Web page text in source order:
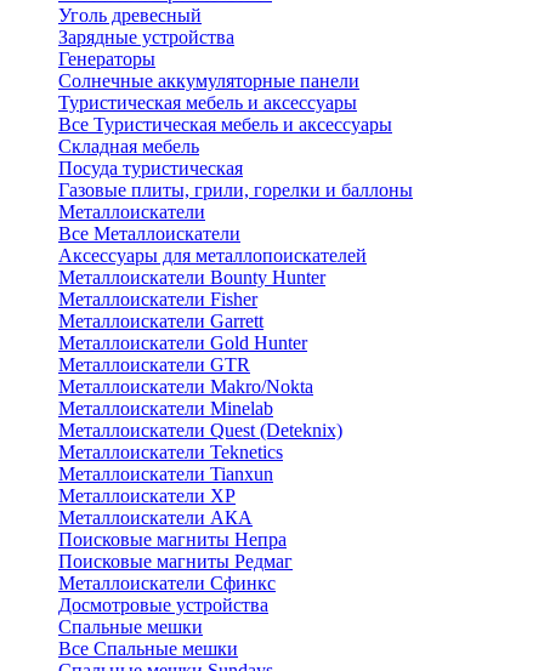
Уголь древесный
Зарядные устройства
Генераторы
Солнечные аккумуляторные панели
Туристическая мебель и аксессуары
Все Туристическая мебель и аксессуары
Складная мебель
Посуда туристическая
Газовые плиты, грили, горелки и баллоны
Металлоискатели
Все Металлоискатели
Аксессуары для металлопоискателей
Металлоискатели Bounty Hunter
Металлоискатели Fisher
Металлоискатели Garrett
Металлоискатели Gold Hunter
Металлоискатели GTR
Металлоискатели Makro/Nokta
Металлоискатели Minelab
Металлоискатели Quest (Deteknix)
Металлоискатели Teknetics
Металлоискатели Tianxun
Металлоискатели XP
Металлоискатели АКА
Поисковые магниты Непра
Поисковые магниты Редмаг
Металлоискатели Сфинкс
Досмотровые устройства
Спальные мешки
Все Спальные мешки